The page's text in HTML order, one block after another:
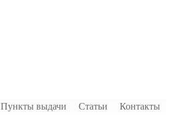
Пункты выдачи Статьи Контакты